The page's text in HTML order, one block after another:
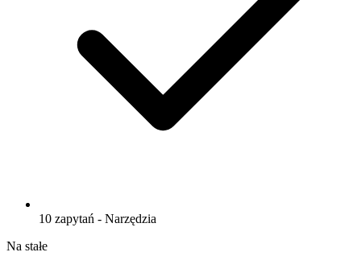
10 zapytań - Narzędzia
Na stałe